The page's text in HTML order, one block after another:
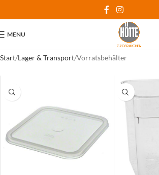
MENU
Start Lager & Transport Vorratsbehälter